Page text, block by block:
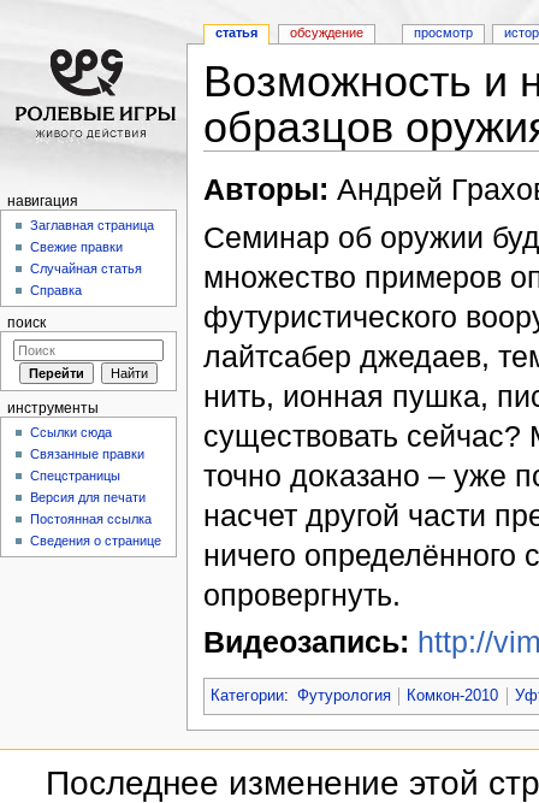
Возможность и
образцов
Авторы: Андрей
Семинар об оружии
множество примеров
футуристического
лайтсабер джедаев,
нить, ионная пушка,
существовать сейчас?
точно доказано – уже
насчет другой части
ничего определённого
опровергнуть.
Видеозапись: http://
Категории: Футурология Комкон-2010
статья обсуждение просмотр
навигация
Заглавная страница
Свежие правки
Случайная статья
Справка
поиск
инструменты
Ссылки сюда
Связанные правки
Спецстраницы
Версия для печати
Постоянная ссылка
Сведения о странице
Последнее изменение этой